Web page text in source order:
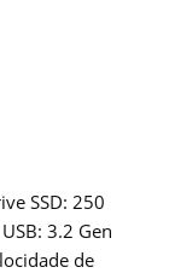
SSD: 250
3.2 Gen
de